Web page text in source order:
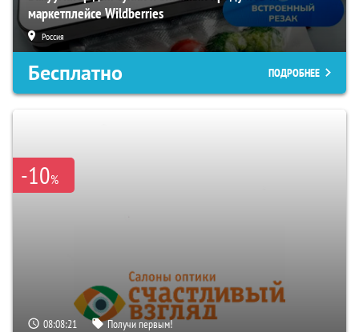
маркетплейсе Wildberries
Россия
Бесплатно ПОДРОБНЕЕ
-10%
08:08:20 Получи первым!